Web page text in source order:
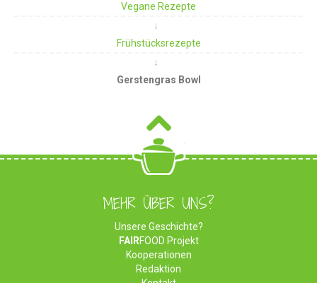
Vegane Rezepte
Frühstücksrezepte
Gerstengras Bowl
MEHR ÜBER UNS?
Unsere Geschichte?
FAIRFOOD Projekt
Kooperationen
Redaktion